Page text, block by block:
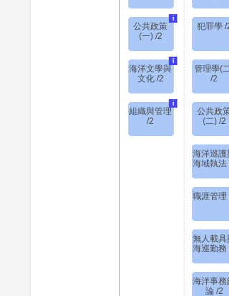
公共政策
(一) /2
i
海洋文學與
文化 /2
i
組織與管理
/2
i
犯罪學 /
管理學(
/2
公共政
(二) /2
海洋巡護
海域執法
職涯管理
無人載具
海巡勤務
海洋事務
論 /2